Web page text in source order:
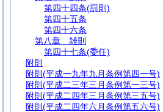
第四十四条(罰則)
第四十五条
第四十六条
第八章
雑則
第四十七条(委任)
附則
附則 (平成一九年九月条例第四一号)
附則 (平成二三年三月条例第一三号)
附則 (平成二四年三月条例第三五号)
附則 (平成二四年六月条例第五六号)